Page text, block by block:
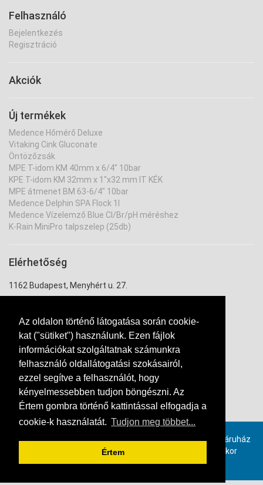
Az oldalon történő látogatása során cookie-
kat ("sütiket") használunk. Ezen fájlok
információkat szolgáltatnak számunkra
felhasználó oldallátogatási szokásairól,
ezzel segítve a felhasználót, hogy
kényelmessebben tudjon böngészni. Az
Értem gombra történő kattintással elfogadja a
cookie-k használatát. Tudjon meg többet...
Értem
Felhasználó
Bejelentkezés
Regisztráció
Akciók
Új termékek
Medence Hőmérő Deluxe
Vitaking Cink Gluconate
Öntözőzsák
MPE T-idom KM 40mm x 6/4" 10bar
KPE T-idom KM 32mm x 1"x32 mm IT KÉK
MPE átmenet BM 63-6/4" 10bar
Medence Delphin SPA Flock 1l
Medence Vízelemző Blue Cl/Br/pH méréshez
K-Rain MiniPro talpszelep (25db)
Elérhetőség
1162 Budapest, Menyhért u. 27.
+36 20 334 7943
Provimax számlázó szoftverrel, online összekötött webáruház
rendszer. Ha ön is szeretne hasonló webáruházat, akkor
kattintson ide!